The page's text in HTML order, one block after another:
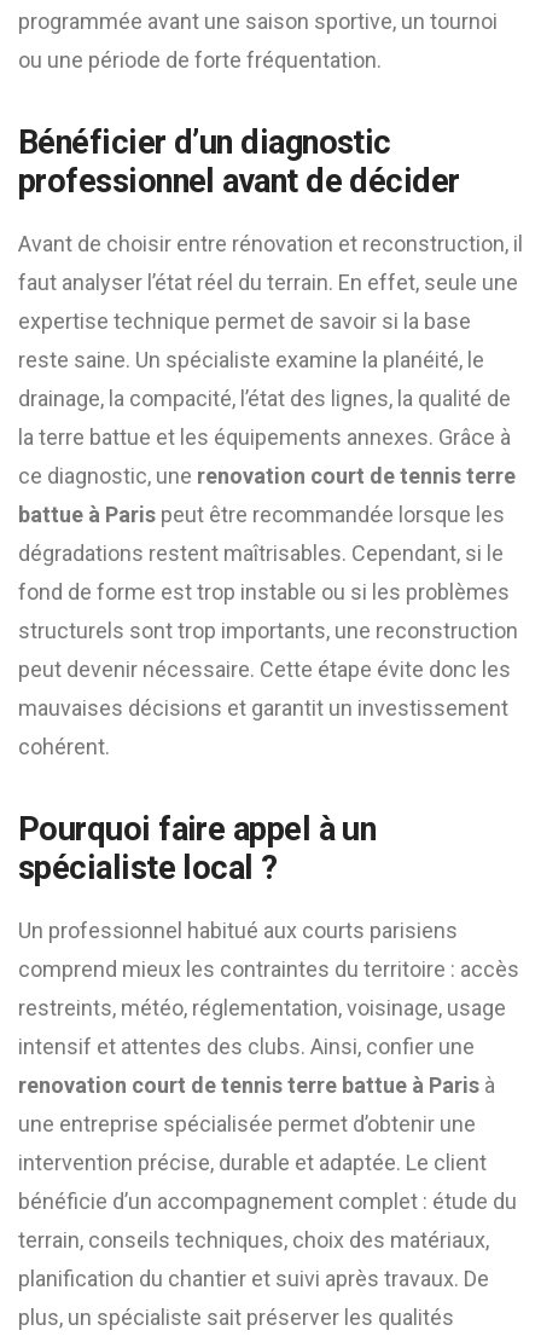
programmée avant une saison sportive, un tournoi
ou une période de forte fréquentation.
Bénéficier d’un diagnostic
professionnel avant de décider
Avant de choisir entre rénovation et reconstruction, il
faut analyser l’état réel du terrain. En effet, seule une
expertise technique permet de savoir si la base
reste saine. Un spécialiste examine la planéité, le
drainage, la compacité, l’état des lignes, la qualité de
la terre battue et les équipements annexes. Grâce à
ce diagnostic, une renovation court de tennis terre
battue à Paris peut être recommandée lorsque les
dégradations restent maîtrisables. Cependant, si le
fond de forme est trop instable ou si les problèmes
structurels sont trop importants, une reconstruction
peut devenir nécessaire. Cette étape évite donc les
mauvaises décisions et garantit un investissement
cohérent.
Pourquoi faire appel à un
spécialiste local ?
Un professionnel habitué aux courts parisiens
comprend mieux les contraintes du territoire : accès
restreints, météo, réglementation, voisinage, usage
intensif et attentes des clubs. Ainsi, confier une
renovation court de tennis terre battue à Paris à
une entreprise spécialisée permet d’obtenir une
intervention précise, durable et adaptée. Le client
bénéficie d’un accompagnement complet : étude du
terrain, conseils techniques, choix des matériaux,
planification du chantier et suivi après travaux. De
plus, un spécialiste sait préserver les qualités